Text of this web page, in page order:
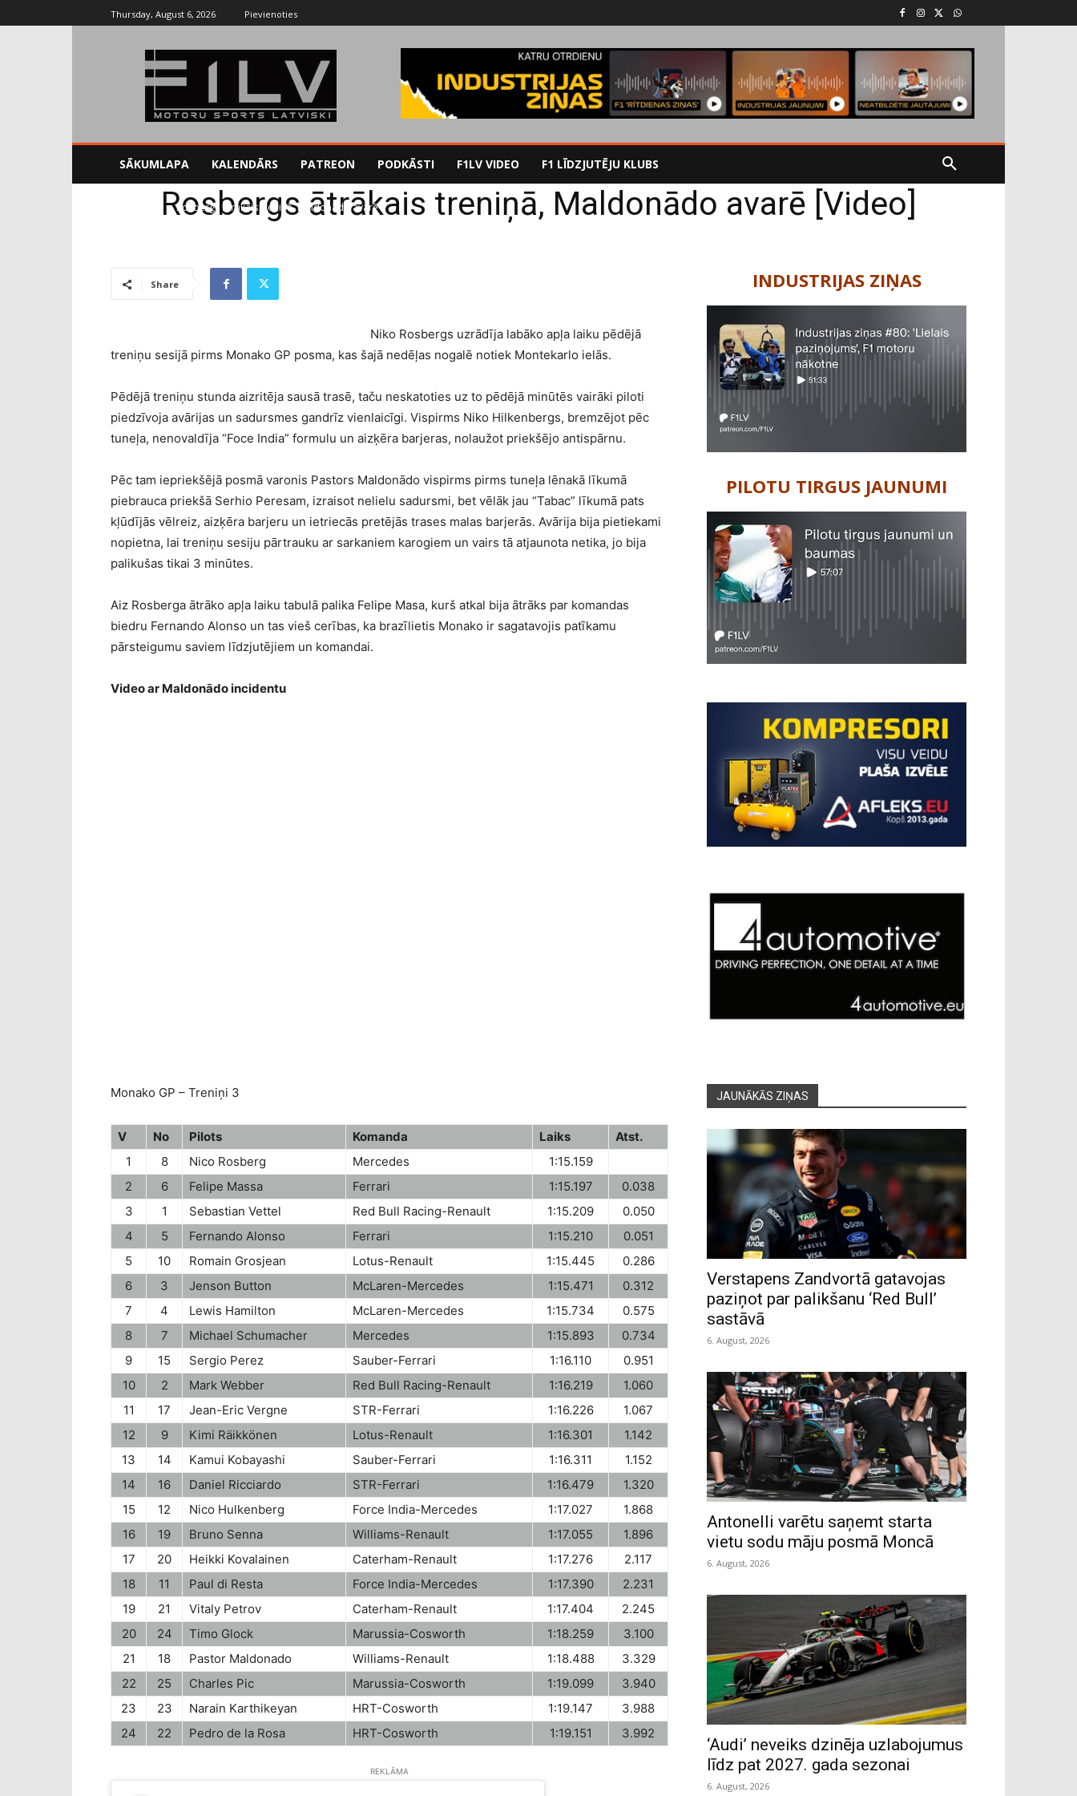
Thursday, August 6, 2026 Pievienoties
SĀKUMLAPA KALENDĀRS PATREON PODKĀSTI F1LV VIDEO F1 LĪDZJUTĒJU KLUBS
Rosbergs ātrākais treniņā, Maldonādo avarē
Rosbergs ātrākais treniņā, Maldonādo avarē [Video]
Share
Niko Rosbergs uzrādīja labāko apļa laiku pēdējā
treniņu sesijā pirms Monako GP posma, kas šajā nedēļas nogalē notiek Montekarlo ielās.
Pēdējā treniņu stunda aizritēja sausā trasē, taču neskatoties uz to pēdējā minūtēs vairāki piloti
piedzīvoja avārijas un sadursmes gandrīz vienlaicīgi. Vispirms Niko Hilkenbergs, bremzējot pēc
tuneļa, nenovaldīja “Foce India” formulu un aizķēra barjeras, nolaužot priekšējo antispārnu.
Pēc tam iepriekšējā posmā varonis Pastors Maldonādo vispirms pirms tuneļa lēnakā līkumā
piebrauca priekšā Serhio Peresam, izraisot nelielu sadursmi, bet vēlāk jau “Tabac” līkumā pats
kļūdījās vēlreiz, aizķēra barjeru un ietriecās pretējās trases malas barjerās. Avārija bija pietiekami
nopietna, lai treniņu sesiju pārtrauku ar sarkaniem karogiem un vairs tā atjaunota netika, jo bija
palikušas tikai 3 minūtes.
Aiz Rosberga ātrāko apļa laiku tabulā palika Felipe Masa, kurš atkal bija ātrāks par komandas
biedru Fernando Alonso un tas vieš cerības, ka brazīlietis Monako ir sagatavojis patīkamu
pārsteigumu saviem līdzjutējiem un komandai.
Video ar Maldonādo incidentu
Monako GP – Treniņi 3
V No Pilots Komanda Laiks
Atst.
1
8 Nico Rosberg Mercedes
1:15.159
2
6 Felipe Massa Ferrari 1:15.197
0.038
3
1 Sebastian Vettel Red Bull Racing-Renault 1:15.209
0.050
4
5 Fernando Alonso Ferrari 1:15.210
0.051
5
10 Romain Grosjean Lotus-Renault 1:15.445
0.286
6
3 Jenson Button McLaren-Mercedes 1:15.471
0.312
7
4 Lewis Hamilton McLaren-Mercedes 1:15.734
0.575
8
7 Michael Schumacher Mercedes 1:15.893
0.734
9
15 Sergio Perez Sauber-Ferrari 1:16.110
0.951
10
2 Mark Webber Red Bull Racing-Renault 1:16.219
1.060
11
17 Jean-Eric Vergne STR-Ferrari 1:16.226
1.067
12
9 Kimi Räikkönen Lotus-Renault 1:16.301
1.142
13
14 Kamui Kobayashi Sauber-Ferrari 1:16.311
1.152
14
16 Daniel Ricciardo STR-Ferrari 1:16.479
1.320
15
12 Nico Hulkenberg Force India-Mercedes 1:17.027
1.868
16
19 Bruno Senna Williams-Renault 1:17.055
1.896
17
20 Heikki Kovalainen Caterham-Renault 1:17.276
2.117
18
11 Paul di Resta Force India-Mercedes 1:17.390
2.231
19
21 Vitaly Petrov Caterham-Renault 1:17.404
2.245
20
24 Timo Glock Marussia-Cosworth 1:18.259
3.100
21
18 Pastor Maldonado Williams-Renault 1:18.488
3.329
22
25 Charles Pic Marussia-Cosworth 1:19.099
3.940
23
23 Narain Karthikeyan HRT-Cosworth 1:19.147
3.988
24
22 Pedro de la Rosa HRT-Cosworth 1:19.151 3.992
REKLĀMA
INDUSTRIJAS ZIŅAS
PILOTU TIRGUS JAUNUMI
JAUNĀKĀS ZIŅAS
Verstapens Zandvortā gatavojas
paziņot par palikšanu ‘Red Bull’
sastāvā
6. August, 2026
Antonelli varētu saņemt starta
vietu sodu māju posmā Moncā
6. August, 2026
‘Audi’ neveiks dzinēja uzlabojumus
līdz pat 2027. gada sezonai
6. August, 2026